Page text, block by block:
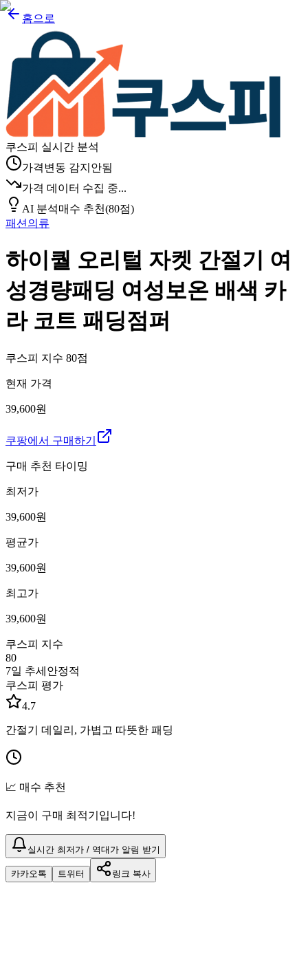
홈으로
쿠스피 실시간 분석
가격변동 감지안됨
가격 데이터 수집 중...
AI 분석매수 추천(80점)
패션의류
하이퀄 오리털 자켓 간절기 여
성경량패딩 여성보온 배색 카
라 코트 패딩점퍼
쿠스피 지수 80점
현재 가격
39,600원
쿠팡에서 구매하기
구매 추천 타이밍
최저가
39,600원
평균가
39,600원
최고가
39,600원
쿠스피 지수
80
7일 추세 안정적
쿠스피 평가
4.7
간절기 데일리, 가볍고 따뜻한 패딩
📈 매수 추천
지금이 구매 최적기입니다!
실시간 최저가 / 역대가 알림 받기
카카오톡 트위터 링크 복사